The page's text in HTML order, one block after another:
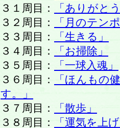
３１周目：
「ありがと
３２周目：
「月のテン
３３周目：
「生きる」
３４周目：
「お掃除」
３５周目：
「一球入魂」
３６周目：
「ほんもの
す。」
３７周目：
「散歩」
３８周目：
「運気を上